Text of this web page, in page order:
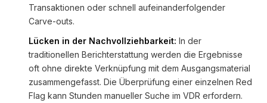
Transaktionen oder schnell aufeinanderfolgender
Carve-outs.
Lücken in der Nachvollziehbarkeit: In der
traditionellen Berichterstattung werden die Ergebnisse
oft ohne direkte Verknüpfung mit dem Ausgangsmaterial
zusammengefasst. Die Überprüfung einer einzelnen Red
Flag kann Stunden manueller Suche im VDR erfordern.